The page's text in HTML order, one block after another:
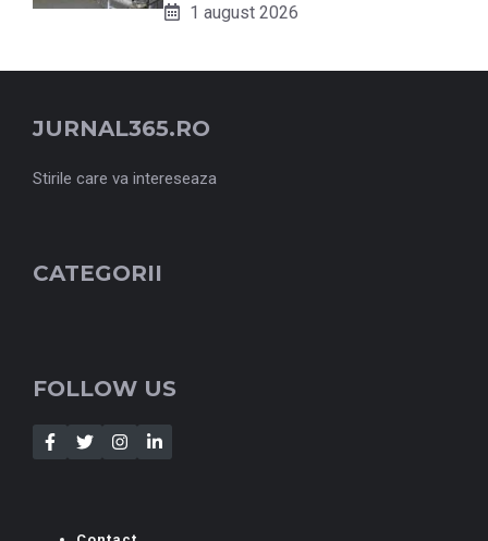
1 august 2026
JURNAL365.RO
Stirile care va intereseaza
CATEGORII
FOLLOW US